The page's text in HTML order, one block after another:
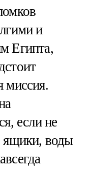
и
Египта,
миссия.
если не
ящики, воды